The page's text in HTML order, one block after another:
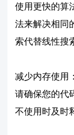
使用更快的算
法来解决相同
索代替线性搜
减少内存使用
请确保您的代
不使用时及时